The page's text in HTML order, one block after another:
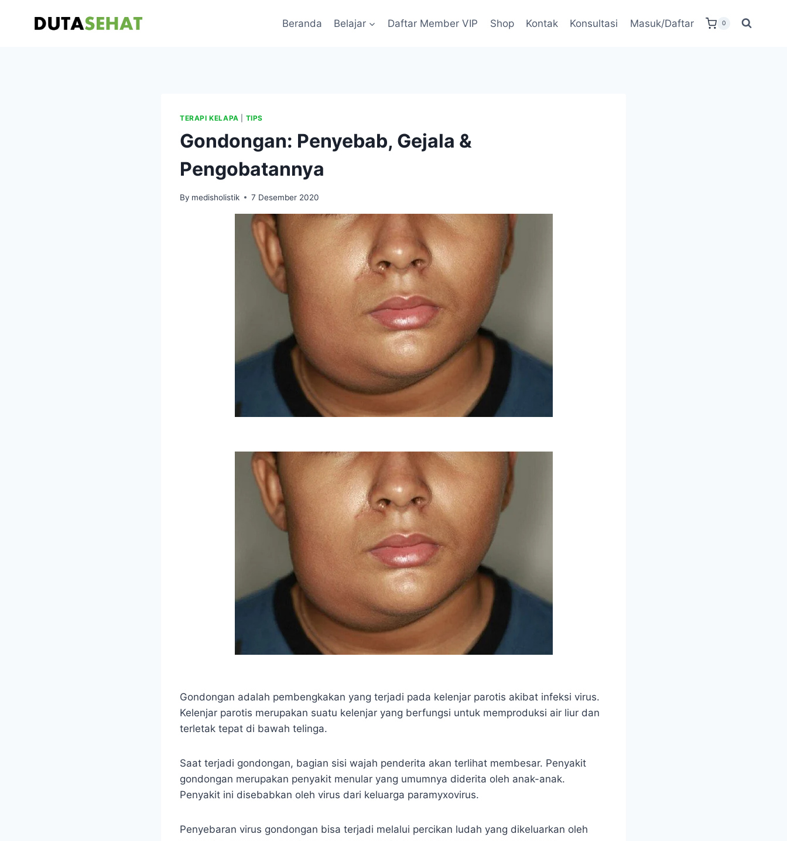
Beranda Belajar Daftar Member VIP Shop Kontak Konsultasi Masuk/Daftar 0
TERAPI KELAPA TIPS
Gondongan: Penyebab, Gejala &
Pengobatannya
By medisholistik 7 Desember 2020
Gondongan adalah pembengkakan yang terjadi pada kelenjar parotis akibat infeksi virus.
Kelenjar parotis merupakan suatu kelenjar yang berfungsi untuk memproduksi air liur dan
terletak tepat di bawah telinga.
Saat terjadi gondongan, bagian sisi wajah penderita akan terlihat membesar. Penyakit
gondongan merupakan penyakit menular yang umumnya diderita oleh anak-anak.
Penyakit ini disebabkan oleh virus dari keluarga paramyxovirus.
Penyebaran virus gondongan bisa terjadi melalui percikan ludah yang dikeluarkan oleh